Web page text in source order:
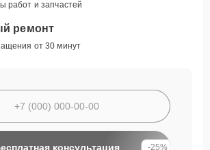
работ и запчастей
ремонт
от 30 минут
консультация -25%